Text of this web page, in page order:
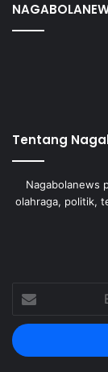
Tentang
Nagabolanews
olahraga, politik,
Enter
your
Email
address